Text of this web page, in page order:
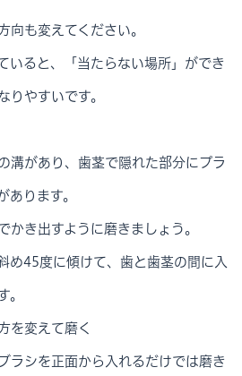
向も変えてください。
いると、「当たらない場所」ができ
りやすいです。
溝があり、歯茎で隠れた部分にプラ
ります。
かき出すように磨きましょう。
め45度に傾けて、歯と歯茎の間に入
を変えて磨く
ラシを正面から入れるだけでは磨き